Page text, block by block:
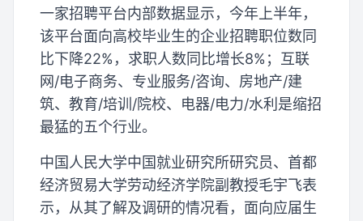
一家招聘平台内部数据显示，今年上半年，
该平台面向高校毕业生的企业招聘职位数同
比下降22%，求职人数同比增长8%；互联
网/电子商务、专业服务/咨询、房地产/建
筑、教育/培训/院校、电器/电力/水利是缩招
最猛的五个行业。
中国人民大学中国就业研究所研究员、首都
经济贸易大学劳动经济学院副教授毛宇飞表
示，从其了解及调研的情况看，面向应届生